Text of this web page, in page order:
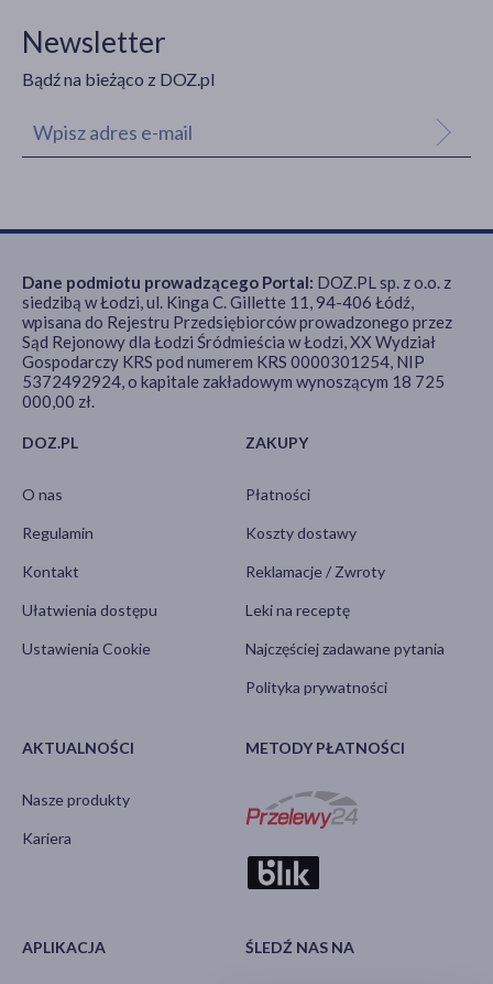
Newsletter
Bądź na bieżąco z DOZ.pl
DOZ.PL
O nas
Regulamin
Kontakt
Ułatwienia dostępu
Ustawienia Cookie
ZAKUPY
Płatności
Koszty dostawy
Reklamacje / Zwroty
Leki na receptę
Najczęściej zadawane pytania
Polityka prywatności
AKTUALNOŚCI
Nasze produkty
Kariera
METODY PŁATNOŚCI
APLIKACJA ŚLEDŹ NAS NA
Dane podmiotu prowadzącego Portal: DOZ.PL sp. z o.o. z
siedzibą w Łodzi, ul. Kinga C. Gillette 11, 94-406 Łódź,
wpisana do Rejestru Przedsiębiorców prowadzonego przez
Sąd Rejonowy dla Łodzi Śródmieścia w Łodzi, XX Wydział
Gospodarczy KRS pod numerem KRS 0000301254, NIP
5372492924, o kapitale zakładowym wynoszącym 18 725
000,00 zł.